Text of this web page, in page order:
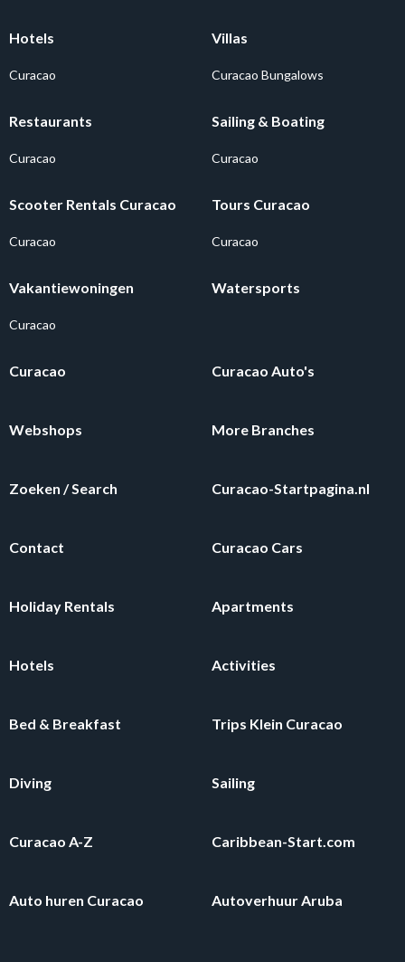
Hotels
Curacao
Villas
Curacao Bungalows
Restaurants
Curacao
Sailing & Boating
Curacao
Scooter Rentals Curacao
Curacao
Tours Curacao
Curacao
Vakantiewoningen
Curacao
Watersports
Curacao Curacao Auto's
Webshops More Branches
Zoeken / Search Curacao-Startpagina.nl
Contact Curacao Cars
Holiday Rentals Apartments
Hotels Activities
Bed & Breakfast Trips Klein Curacao
Diving Sailing
Curacao A-Z Caribbean-Start.com
Auto huren Curacao Autoverhuur Aruba